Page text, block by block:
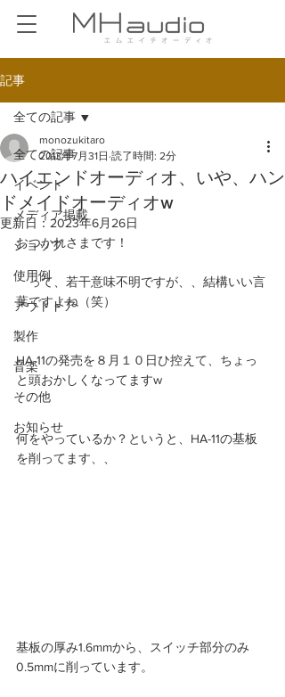
記事
全ての記事
イベント
メディア掲載
ショップ
使用例
アウトドア
製作
音楽
その他
お知らせ
全ての記事
ハイエンドオーディオ、いや、ハン
ドメイドオーディオw
monozukitaro
2013年7月31日 読了時間: 2分
更新日： 2023年6月26日
おつかれさまです！
って、若干意味不明ですが、、結構いい言
葉ですよね（笑）
HA-11の発売を８月１０日ひ控えて、ちょっ
と頭おかしくなってますw
何をやっているか？というと、HA-11の基板
を削ってます、、
基板の厚み1.6mmから、スイッチ部分のみ
0.5mmに削っています。